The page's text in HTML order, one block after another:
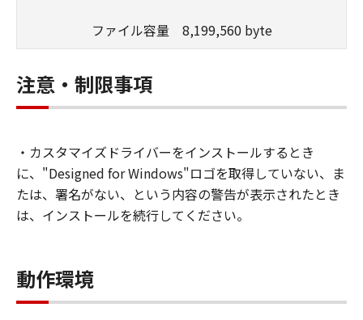
直接またはネットワークを通じ接続される複数
す。）において、「本ソフトウェア」を使用
（本契約書においては、「本ソフトウェア」を
コンピューターの記憶媒体上にインストールす
ること、アクセスすること、もしくは実行する
ことのいずれも含むものとします。）するため
の非独占的権利をお客様に対して許諾します。
お客様は、また「指定機器」にネットワークを
ェア」を使用させることができますが、かかる
コンピューターの使用者に本契約書上の義務お
よび条件を遵守させるとともに、その履行に関
ファイル容量 8,199,560 byte
注意・制限事項
・カスタマイズドライバーをインストールするとき
に、"Designed for Windows"ロゴを取得していない、ま
たは、署名がない、という内容の警告が表示されたとき
は、インストールを続行してください。
動作環境